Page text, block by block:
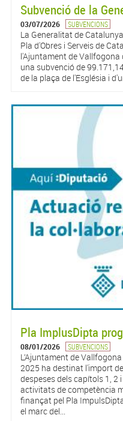
Subvenció de la
03/07/2026 SUBVENCIONS
La Generalitat de
Pla d'Obres i Serveis de
l'Ajuntament de
una subvenció de
de la plaça de l'Església i
Pla ImplusDipta
08/01/2026 SUBVENCIONS
L’Ajuntament de
2025 ha destinat l'import
despeses dels capítols 1, 2
activitats de competència
finançat pel Pla
el marc del...